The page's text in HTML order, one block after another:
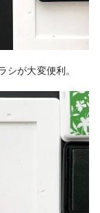
シが大変便利。